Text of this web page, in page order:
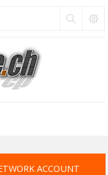
ACCOUNT